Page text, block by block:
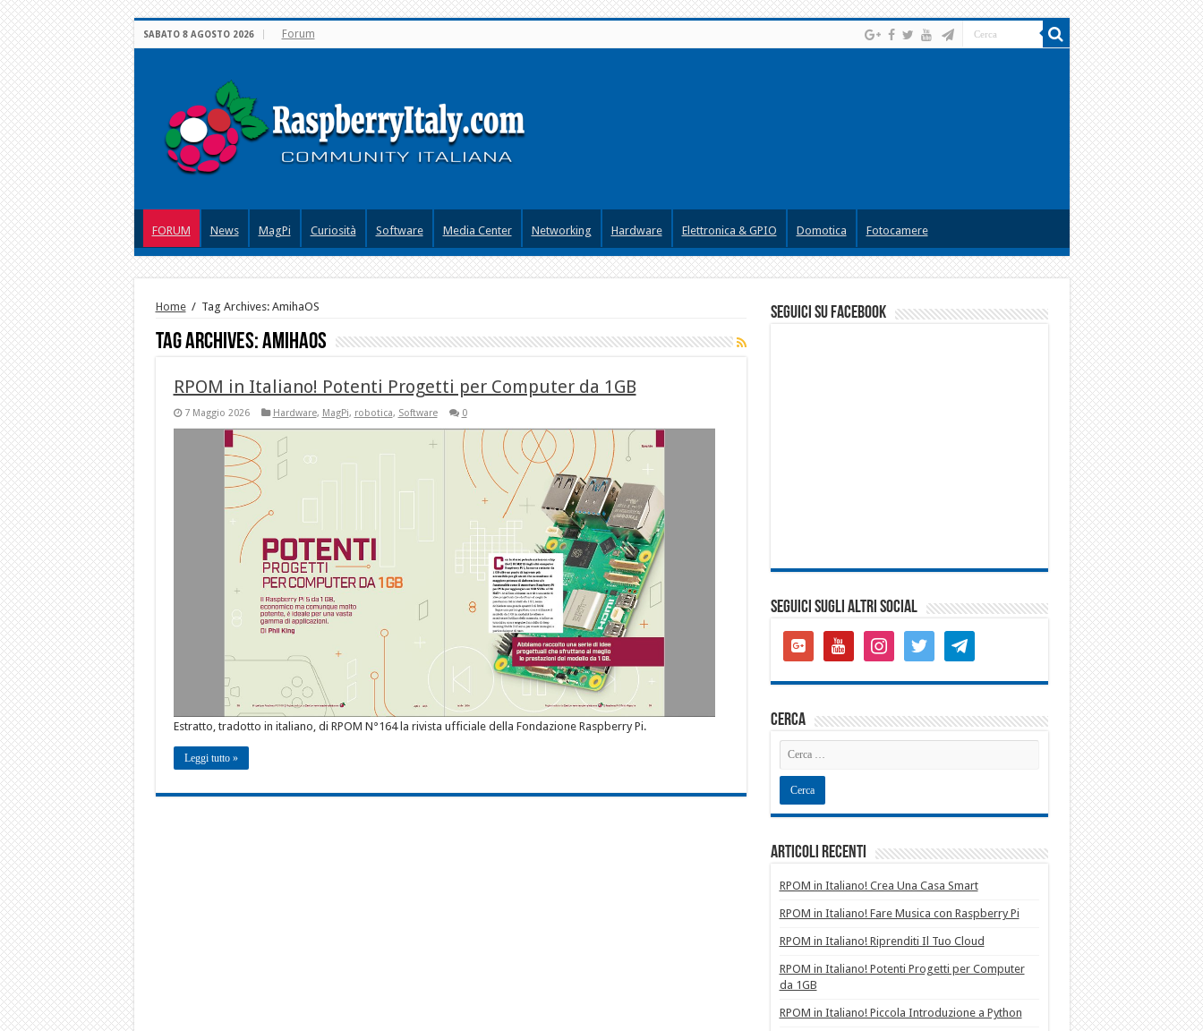
SABATO 8 AGOSTO 2026 Forum
FORUM News MagPi Curiosità Software Media Center Networking Hardware Elettronica & GPIO Domotica Fotocamere
Home / Tag Archives: AmihaOS
Tag Archives:AmihaOS
RPOM in Italiano! Potenti Progetti per Computer da 1GB
7 Maggio 2026 Hardware, MagPi, robotica, Software 0
Estratto, tradotto in italiano, di RPOM N°164 la rivista ufficiale della Fondazione Raspberry Pi.
Leggi tutto »
seguici su facebook
SEGUICI SUGLI ALTRI SOCIAL
google-
plus-
youtube instagramtwitter telegram
cerca
Articoli recenti
RPOM in Italiano! Crea Una Casa Smart
RPOM in Italiano! Fare Musica con Raspberry Pi
RPOM in Italiano! Riprenditi Il Tuo Cloud
RPOM in Italiano! Potenti Progetti per Computer
da 1GB
RPOM in Italiano! Piccola Introduzione a Python